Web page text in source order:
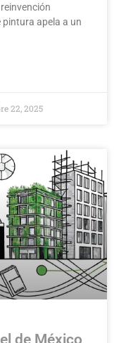
apela a un
22, 2025
de México